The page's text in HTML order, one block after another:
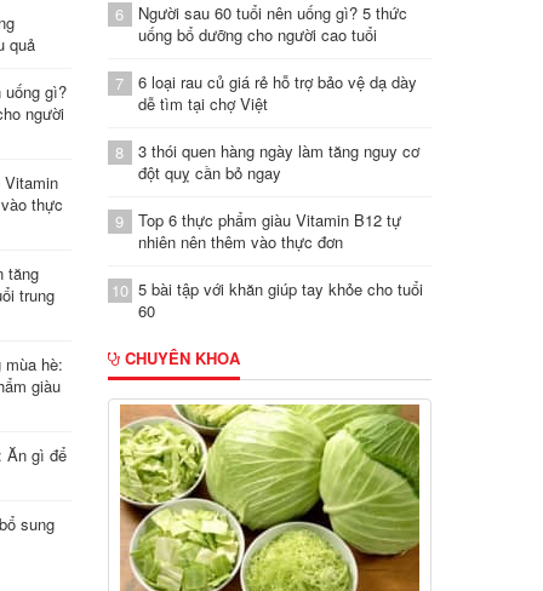
quả
uống gì?
người
Vitamin
thực
tăng
trung
hè:
giàu
Ăn gì để
sung
6
Người sau 60 tuổi nên uống gì? 5 thức
uống bổ dưỡng cho người cao tuổi
7
6 loại rau củ giá rẻ hỗ trợ bảo vệ dạ dày
dễ tìm tại chợ Việt
8
3 thói quen hàng ngày làm tăng nguy cơ
đột quỵ cần bỏ ngay
9
Top 6 thực phẩm giàu Vitamin B12 tự
nhiên nên thêm vào thực đơn
10 5 bài tập với khăn giúp tay khỏe cho tuổi
60
CHUYÊN KHOA